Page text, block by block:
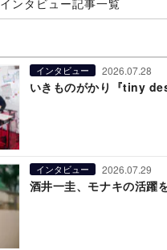
インタビュー記事一覧
インタビュー 2026.07.28
いきものがかり『tiny
インタビュー 2026.07.29
酒井一圭、モナキの活躍